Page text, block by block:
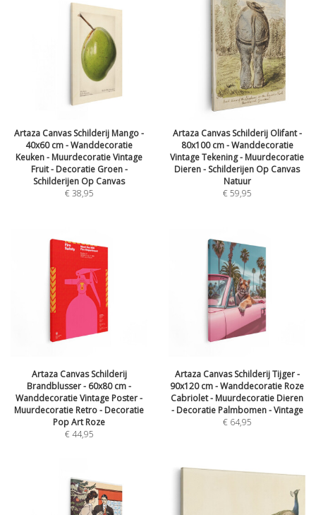
Artaza Canvas Schilderij Mango -
40x60 cm - Wanddecoratie
Keuken - Muurdecoratie Vintage
Fruit - Decoratie Groen -
Schilderijen Op Canvas
€38,95
Artaza Canvas Schilderij Olifant -
80x100 cm - Wanddecoratie
Vintage Tekening - Muurdecoratie
Dieren - Schilderijen Op Canvas
Natuur
€59,95
Artaza Canvas Schilderij
Brandblusser - 60x80 cm -
Wanddecoratie Vintage Poster -
Muurdecoratie Retro - Decoratie
Pop Art Roze
€44,95
Artaza Canvas Schilderij Tijger -
90x120 cm - Wanddecoratie Roze
Cabriolet - Muurdecoratie Dieren
- Decoratie Palmbomen - Vintage
€ 64,95